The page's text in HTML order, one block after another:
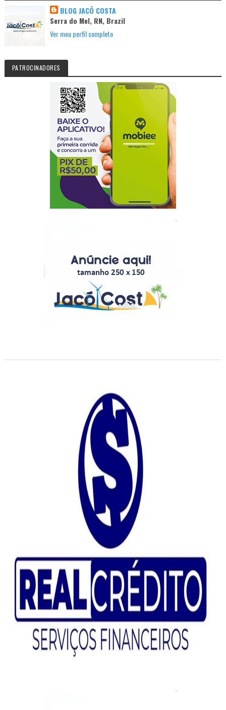
BLOG JACÓ COSTA
Serra do Mel, RN, Brazil
Ver meu perfil completo
PATROCINADORES